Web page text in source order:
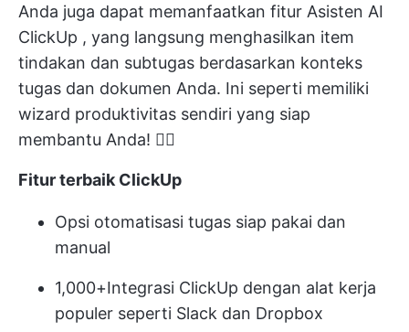
Anda juga dapat memanfaatkan fitur Asisten AI
ClickUp , yang langsung menghasilkan item
tindakan dan subtugas berdasarkan konteks
tugas dan dokumen Anda. Ini seperti memiliki
wizard produktivitas sendiri yang siap
membantu Anda! 🧙‍♂️
Fitur terbaik ClickUp
Opsi otomatisasi tugas siap pakai dan
manual
1,000+Integrasi ClickUp dengan alat kerja
populer seperti Slack dan Dropbox